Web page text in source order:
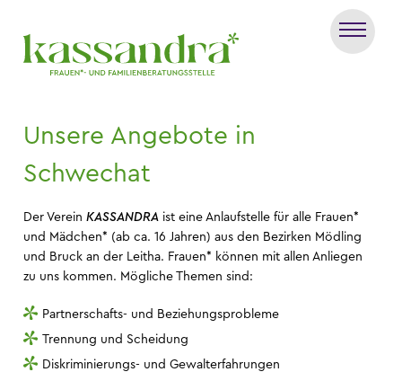
Unsere Angebote in
Schwechat
Der VereinKASSANDRA ist eine Anlaufstelle für alle Frauen*
und Mädchen* (ab ca. 16 Jahren) aus den Bezirken Mödling
und Bruck an der Leitha. Frauen* können mit allen Anliegen
zu uns kommen. Mögliche Themen sind:
Partnerschafts- und Beziehungsprobleme
Trennung und Scheidung
Diskriminierungs- und Gewalterfahrungen